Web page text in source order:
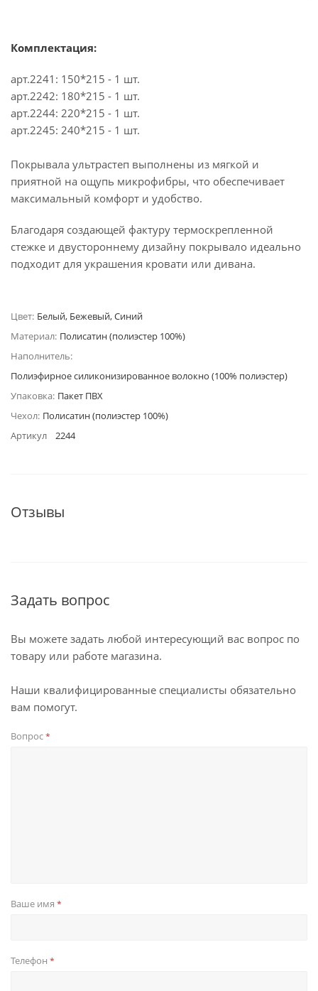
Комплектация:
арт.2241: 150*215 - 1 шт.
арт.2242: 180*215 - 1 шт.
арт.2244: 220*215 - 1 шт.
арт.2245: 240*215 - 1 шт.
Покрывала ультрастеп выполнены из мягкой и
приятной на ощупь микрофибры, что обеспечивает
максимальный комфорт и удобство.
Благодаря создающей фактуру термоскрепленной
стежке и двустороннему дизайну покрывало идеально
подходит для украшения кровати или дивана.
Цвет: Белый, Бежевый, Синий
Материал: Полисатин (полиэстер 100%)
Наполнитель:
Полиэфирное силиконизированное волокно (100% полиэстер)
Упаковка: Пакет ПВХ
Чехол: Полисатин (полиэстер 100%)
Артикул
2244
Отзывы
Задать вопрос
Вы можете задать любой интересующий вас вопрос по
товару или работе магазина.
Наши квалифицированные специалисты обязательно
вам помогут.
Вопрос*
Ваше имя *
Телефон *